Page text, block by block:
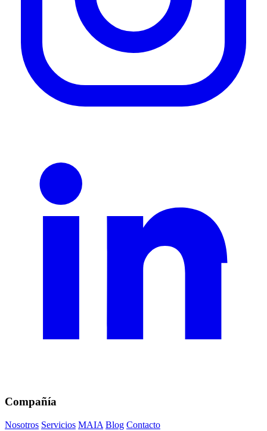
Compañía
Nosotros Servicios MAIA Blog Contacto